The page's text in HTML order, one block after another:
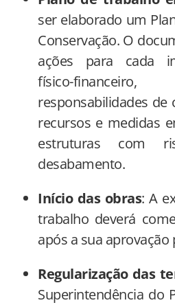
ser elaborado um
Conservação. O
ações para cada
físico-
responsabilidades de
recursos e medidas
estruturas com
desabamento.
Início das obras: A
trabalho deverá
após a sua aprovação
Regularização das
Superintendência do